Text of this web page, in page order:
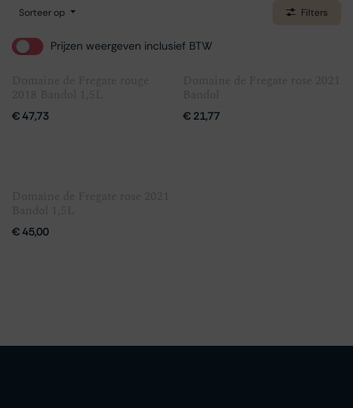
Sorteer op Filters
Prijzen weergeven inclusief BTW
€47,73 € 21,77
€45,00